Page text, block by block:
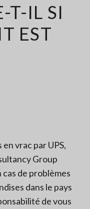
T-IL SI
EST
vrac par UPS,
Group
de problèmes
dans le pays
de vous